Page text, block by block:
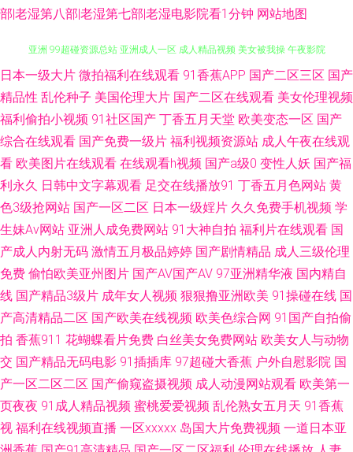
部|老湿第八部|老湿第七部|老湿电影院看1分钟 网站地图
中文字幕视频91 美女涩涩网站 日韩新网片 ts人妖视频 韩美狠狠干 蜜芽性爱
亚洲 99超碰资源总站 亚洲成人一区 成人精品视频 美女被我操 午夜影院
日韩视频 91高清视频在线 国产视频官网91 四虎影院国产精品 伦理片视频污
污 尤物豆花导航 97午夜 久草福利在线 欧美变态另类 欧美色色综合图片 内
射少妇视频 欧美日韩色情a片 福利社之免费区 日本三级人妻 91影院在线 亚
洲色院 海角福利导航 91视频观看 日屄欧美日屄 韩日探花影视 五月花麻豆传
欧美性爱熟女 中文字幕日韩色 东方黑色av网站 国产精品成 日本第一页色网
老司机123AV 日本A片网址 午夜尤物福利 婷婷五月天777 91黄篇 欧美十八
日本一级大片 微拍福利在线观看 91香蕉APP 国产二区三区 国产
精品性 乱伦种子 美国伦理大片 国产二区在线观看 美女伦理视频
福利偷拍小视频 91社区国产 丁香五月天堂 欧美变态一区 国产
综合在线观看 国产免费一级片 福利视频资源站 成人午夜在线观
看 欧美图片在线观看 在线观看h视频 国产a级0 变性人妖 国产福
利永久 日韩中文字幕观看 足交在线播放91 丁香五月色网站 黄
色3级抢网站 国产一区二区 日本一级婬片 久久免费手机视频 学
生妹Av网站 亚洲人成免费网站 91大神自拍 福利片在线观看 国
产成人内射无码 激情五月极品婷婷 国产剧情精品 成人三级伦理
免费 偷怕欧美亚州图片 国产AV国产AV 97亚洲精华液 国内精自
线 国产精品3级片 成年女人视频 狠狠撸亚洲欧美 91操碰在线 国
产高清精品二区 国产欧美在线视频 欧美色综合网 91国产自拍偷
拍 香蕉911 花蝴蝶看片免费 白丝美女免费网站 欧美女人与动物
交 国产精品无码电影 91插插库 97超碰大香蕉 户外自慰影院 国
产一区二区二区 国产偷窥盗摄视频 成人动漫网站观看 欧美第一
页夜夜 91成人精品视频 蜜桃爱爱视频 乱伦熟女五月天 91香蕉
视 福利在线视频直播 一区xxxxx 岛国大片免费视频 一道日本亚